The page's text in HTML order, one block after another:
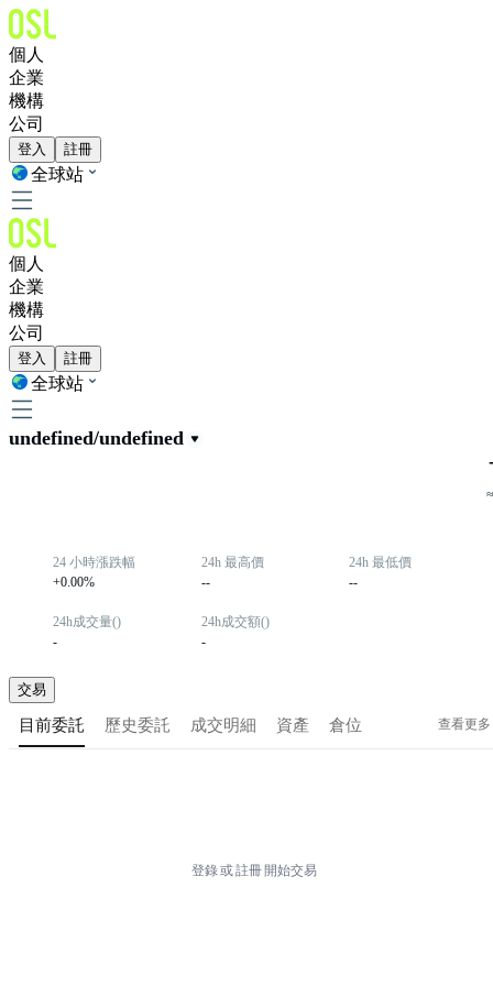
個人
企業
機構
公司
登入 註冊
全球站
個人
企業
機構
公司
登入 註冊
全球站
undefined/undefined
24 小時漲跌幅
+0.00%
24h 最高價
--
24h 最低價
--
24h成交量()
-
24h成交額()
-
交易
目前委託 歷史委託 成交明細 資產 倉位 查看更多
登錄或註冊 開始交易